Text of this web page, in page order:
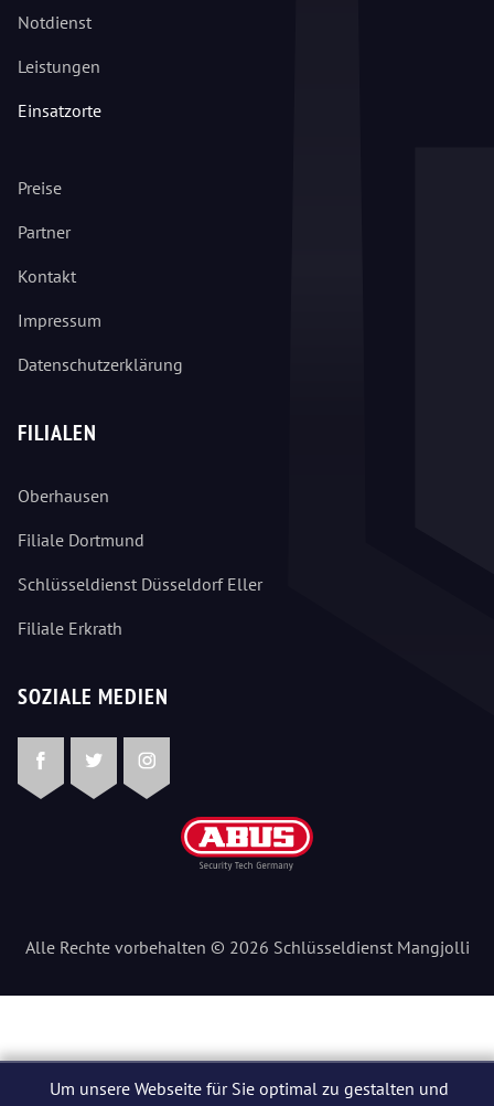
Notdienst
Leistungen
Einsatzorte
Preise
Partner
Kontakt
Impressum
Datenschutzerklärung
FILIALEN
Oberhausen
Filiale Dortmund
Schlüsseldienst Düsseldorf Eller
Filiale Erkrath
SOZIALE MEDIEN
FacebookTwitterInstagram
Alle Rechte vorbehalten © 2026 Schlüsseldienst Mangjolli
Um unsere Webseite für Sie optimal zu gestalten und